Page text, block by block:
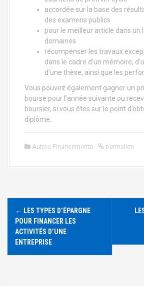
accordée sur la base des
des examens publics
pour le meilleur article dans un
domaines
récompenser les travaux
dans le cadre d’un mémoire,
d’une thèse, ainsi que les
Vous pouvez également gagner un
bourse pour l’année suivante ou
boursier, si vous êtes sur le point
diplôme.
Autres Financements permalien
N← LES TYPES D’ÉPARGNE
POUR FINANCER LES
ACTIVITÉS D’UNE
ENTREPRISE